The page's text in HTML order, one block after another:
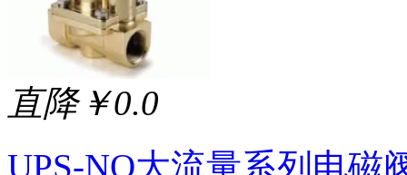
直降￥0.0
UPS-NO大流量系列电磁